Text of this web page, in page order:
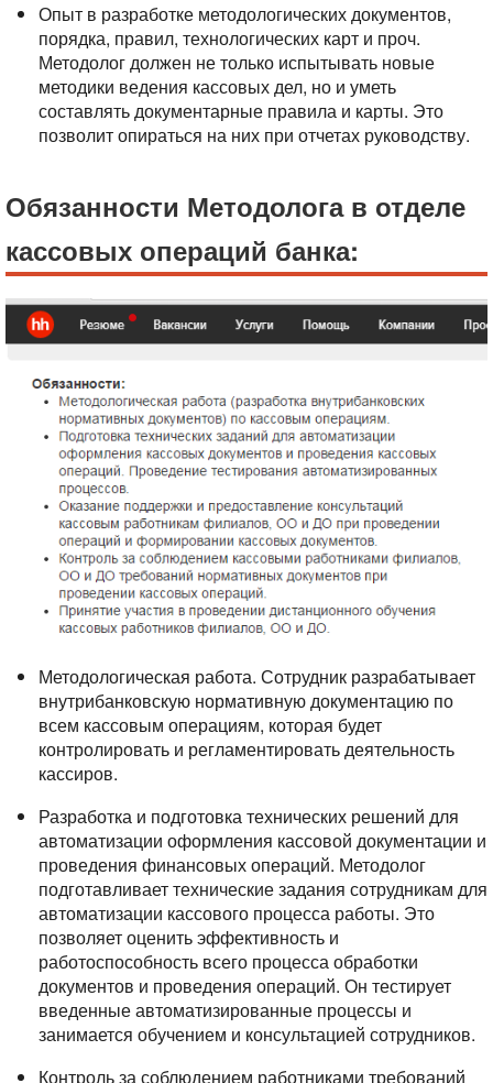
Опыт в разработке методологических документов,
порядка, правил, технологических карт и проч.
Методолог должен не только испытывать новые
методики ведения кассовых дел, но и уметь
составлять документарные правила и карты. Это
позволит опираться на них при отчетах руководству.
Обязанности Методолога в отделе
кассовых операций банка:
Методологическая работа. Сотрудник разрабатывает
внутрибанковскую нормативную документацию по
всем кассовым операциям, которая будет
контролировать и регламентировать деятельность
кассиров.
Разработка и подготовка технических решений для
автоматизации оформления кассовой документации и
проведения финансовых операций. Методолог
подготавливает технические задания сотрудникам для
автоматизации кассового процесса работы. Это
позволяет оценить эффективность и
работоспособность всего процесса обработки
документов и проведения операций. Он тестирует
введенные автоматизированные процессы и
занимается обучением и консультацией сотрудников.
Контроль за соблюдением работниками требований